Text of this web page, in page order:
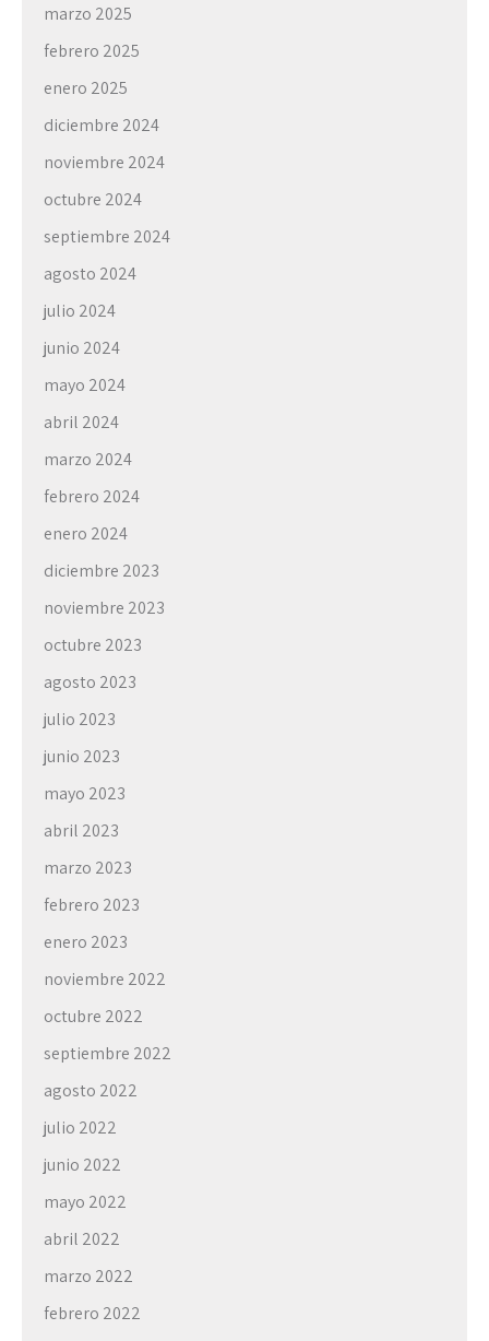
marzo 2025
febrero 2025
enero 2025
diciembre 2024
noviembre 2024
octubre 2024
septiembre 2024
agosto 2024
julio 2024
junio 2024
mayo 2024
abril 2024
marzo 2024
febrero 2024
enero 2024
diciembre 2023
noviembre 2023
octubre 2023
agosto 2023
julio 2023
junio 2023
mayo 2023
abril 2023
marzo 2023
febrero 2023
enero 2023
noviembre 2022
octubre 2022
septiembre 2022
agosto 2022
julio 2022
junio 2022
mayo 2022
abril 2022
marzo 2022
febrero 2022